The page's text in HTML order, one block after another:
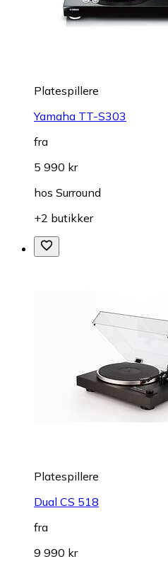
Platespillere
Yamaha TT-S303
fra
5 990 kr
hos Surround
+2 butikker
Platespillere
Dual CS 518
fra
9 990 kr